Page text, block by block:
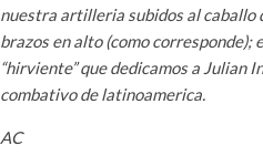
nuestra artilleria subidos al caballo
brazos en alto (como corresponde);
“hirviente” que dedicamos a Julian
combativo de latinoamerica.
AC